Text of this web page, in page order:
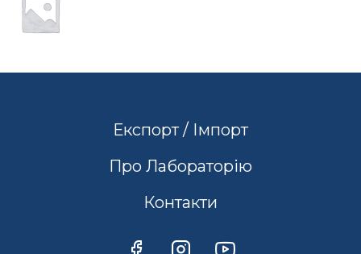
Експорт / Імпорт
Про Лабораторію
Контакти